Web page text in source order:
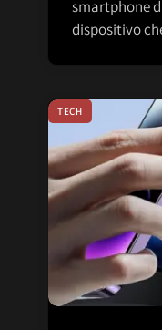
smartphone
dispositivo
TECH